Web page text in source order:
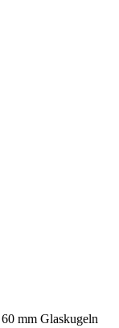
60 mm Glaskugeln